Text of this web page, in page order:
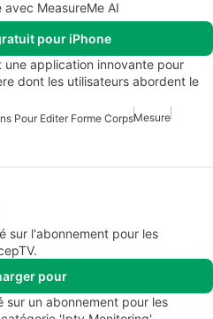
MeasureMe AI
pour iPhone
une application innovante pour
dont les utilisateurs abordent le
Pour Editer Forme CorpsMesure
sur l'abonnement pour les
pour
sur un abonnement pour les